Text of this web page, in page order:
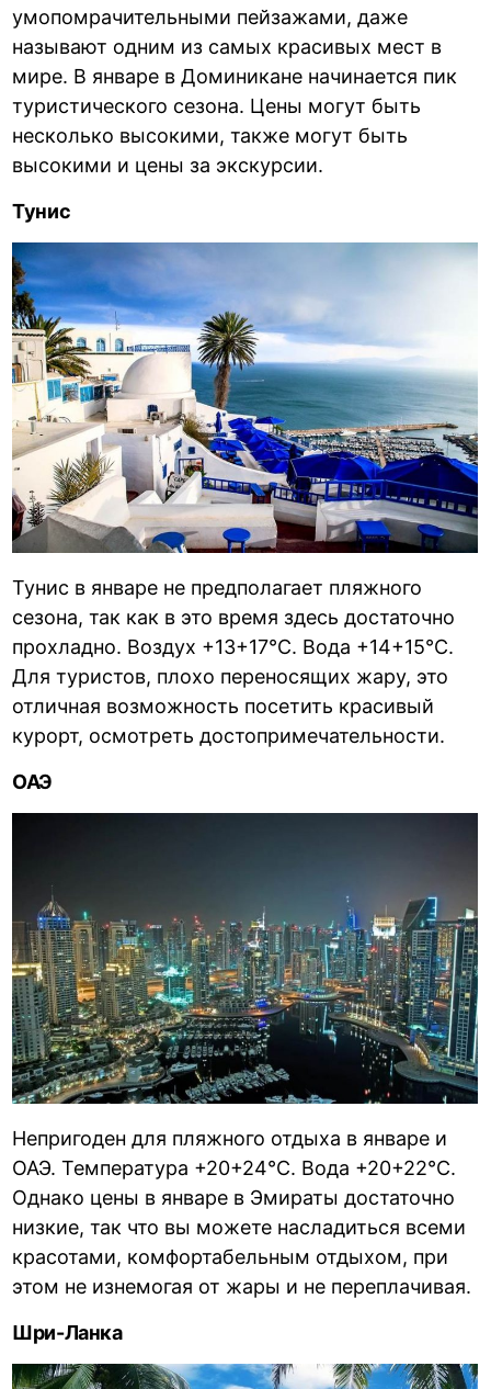
умопомрачительными пейзажами, даже
называют одним из самых красивых мест в
мире. В январе в Доминикане начинается пик
туристического сезона. Цены могут быть
несколько высокими, также могут быть
высокими и цены за экскурсии.
Тунис
Тунис в январе не предполагает пляжного
сезона, так как в это время здесь достаточно
прохладно. Воздух +13+17°С. Вода +14+15°С.
Для туристов, плохо переносящих жару, это
отличная возможность посетить красивый
курорт, осмотреть достопримечательности.
ОАЭ
Непригоден для пляжного отдыха в январе и
ОАЭ. Температура +20+24°С. Вода +20+22°С.
Однако цены в январе в Эмираты достаточно
низкие, так что вы можете насладиться всеми
красотами, комфортабельным отдыхом, при
этом не изнемогая от жары и не переплачивая.
Шри-Ланка